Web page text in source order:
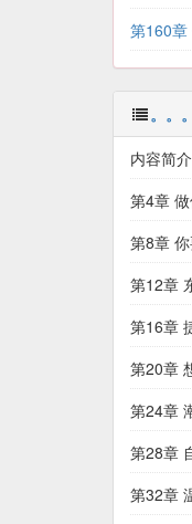
第160章
。。
内容简介
第4章
第8章
第12章
第16章
第20章
第24章
第28章
第32章